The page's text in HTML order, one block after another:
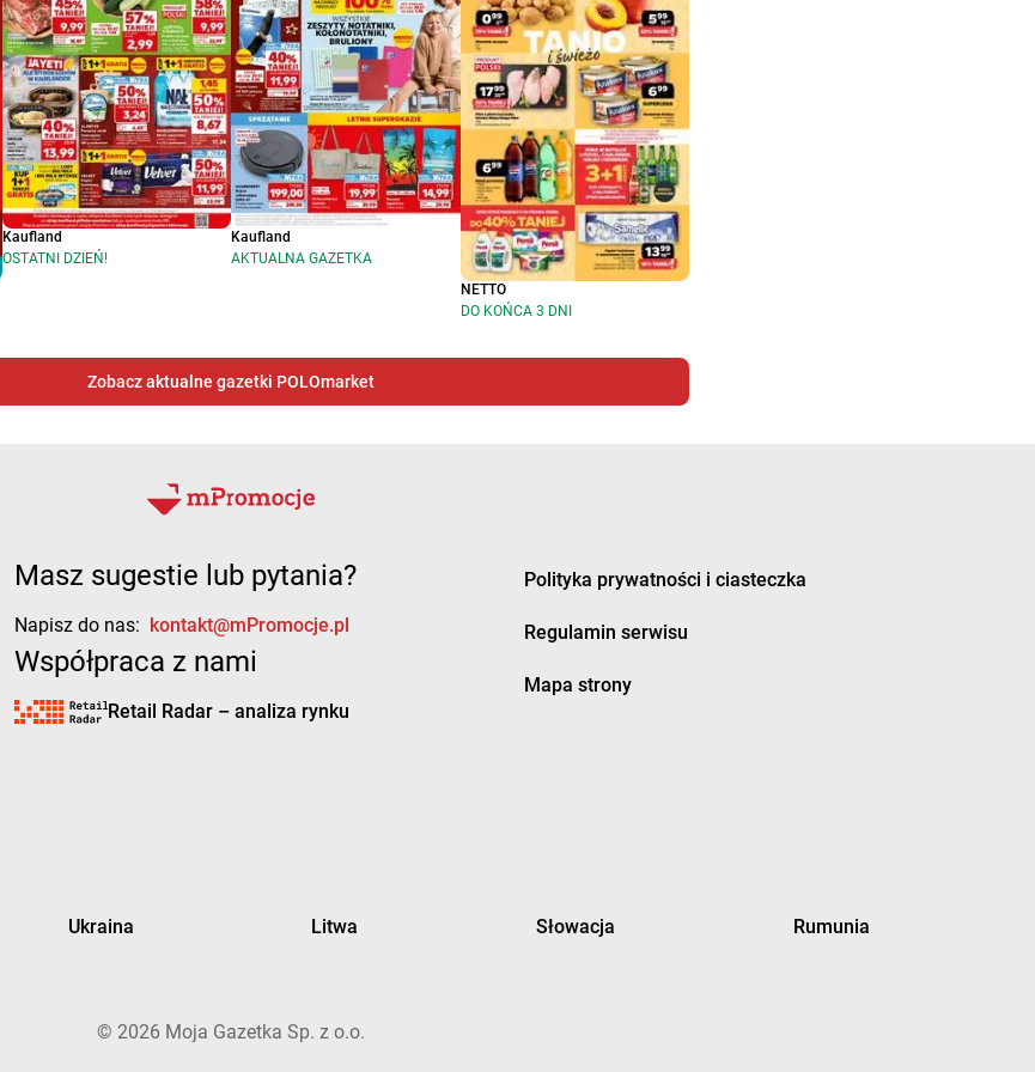
Kaufland
OSTATNI DZIEŃ!
Kaufland
AKTUALNA GAZETKA
NETTO
DO KOŃCA 3 DNI
Zobacz aktualne gazetki POLOmarket
Masz sugestie lub pytania?
Napisz do nas: kontakt@mPromocje.pl
Współpraca z nami
Retail Radar – analiza rynku
Polityka prywatności i ciasteczka
Regulamin serwisu
Mapa strony
Ukraina Litwa Słowacja Rumunia
© 2026 Moja Gazetka Sp. z o.o.